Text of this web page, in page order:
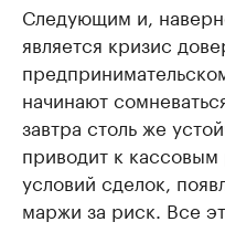
Следующим и,
является кризис
начинают
завтра столь же
приводит к
условий сделок,
маржи за риск. Все